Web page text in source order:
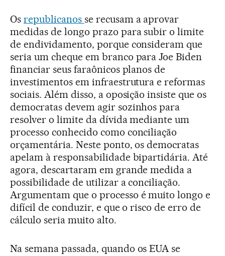
Os republicanos se recusam a aprovar
medidas de longo prazo para subir o limite
de endividamento, porque consideram que
seria um cheque em branco para Joe Biden
financiar seus faraônicos planos de
investimentos em infraestrutura e reformas
sociais. Além disso, a oposição insiste que os
democratas devem agir sozinhos para
resolver o limite da dívida mediante um
processo conhecido como conciliação
orçamentária. Neste ponto, os democratas
apelam à responsabilidade bipartidária. Até
agora, descartaram em grande medida a
possibilidade de utilizar a conciliação.
Argumentam que o processo é muito longo e
difícil de conduzir, e que o risco de erro de
cálculo seria muito alto.
Na semana passada, quando os EUA se